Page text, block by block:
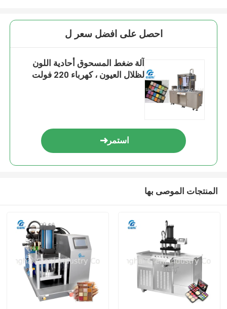
احصل على افضل سعر ل
آلة ضغط المسحوق أحادية اللون
لظلال العيون ، كهرباء 220 فولت
استمر
المنتجات الموصى بها